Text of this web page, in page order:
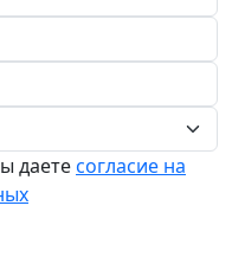
даетесогласие на